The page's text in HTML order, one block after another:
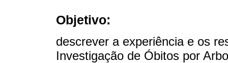
Objetivo:
descrever a experiência e os
Investigação de Óbitos por